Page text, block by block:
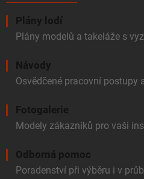
Plány lodí
Plány modelů a takeláže s
Návody
Osvědčené pracovní postupy
Fotogalerie
Modely zákazníků pro vaši
Odborná pomoc
Poradenství při výběru i v